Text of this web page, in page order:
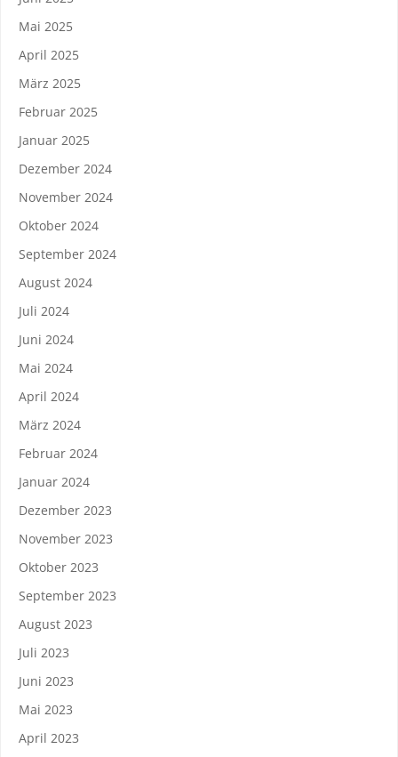
Mai 2025
April 2025
März 2025
Februar 2025
Januar 2025
Dezember 2024
November 2024
Oktober 2024
September 2024
August 2024
Juli 2024
Juni 2024
Mai 2024
April 2024
März 2024
Februar 2024
Januar 2024
Dezember 2023
November 2023
Oktober 2023
September 2023
August 2023
Juli 2023
Juni 2023
Mai 2023
April 2023